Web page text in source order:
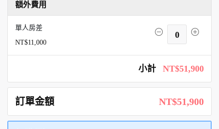
額外費用
單人房差
NT$11,000
0
小計 NT$51,900
訂單金額 NT$51,900